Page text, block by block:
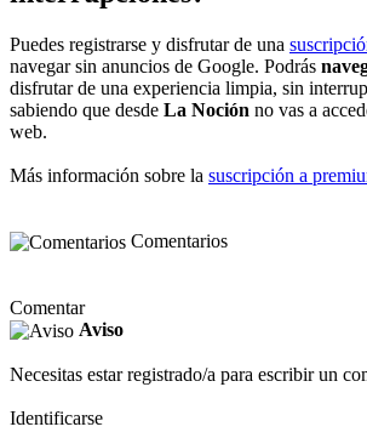
Puedes registrarse y disfrutar de una
navegar sin anuncios de Google. Podrás
disfrutar de una experiencia limpia, sin
sabiendo que desde La Noción no vas a
web.
Más información sobre la suscripción a
Comentarios
Comentar
Aviso
Necesitas estar registrado/a para escribir un
Identificarse